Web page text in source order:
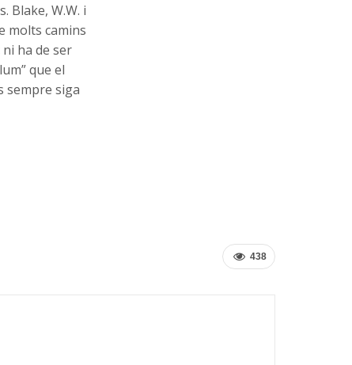
Blake, W.W. i
molts camins
ha de ser
que el
sempre siga
438